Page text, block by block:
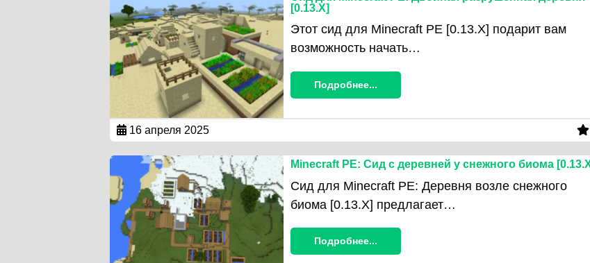
[0.13.X]
Этот сид для Minecraft PE [0.13.X] подарит вам
возможность начать…
Подробнее...
16 апреля 2025
Minecraft PE: Сид с деревней у снежного биома
Сид для Minecraft PE: Деревня возле снежного
биома [0.13.X] предлагает…
Подробнее...